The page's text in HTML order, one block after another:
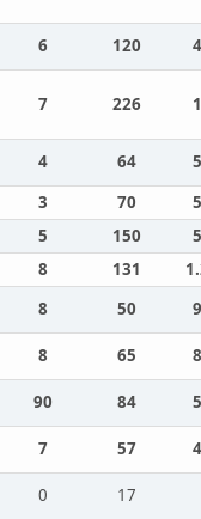
6 120
7 226
4 64
3 70
5 150
8 131
8 50
8 65
90 84
7 57
0
17